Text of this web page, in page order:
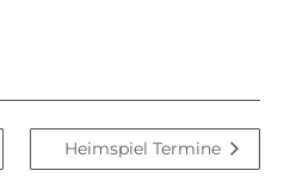
Heimspiel Termine